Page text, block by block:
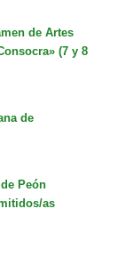
de Artes
(7 y 8
de
Peón
as